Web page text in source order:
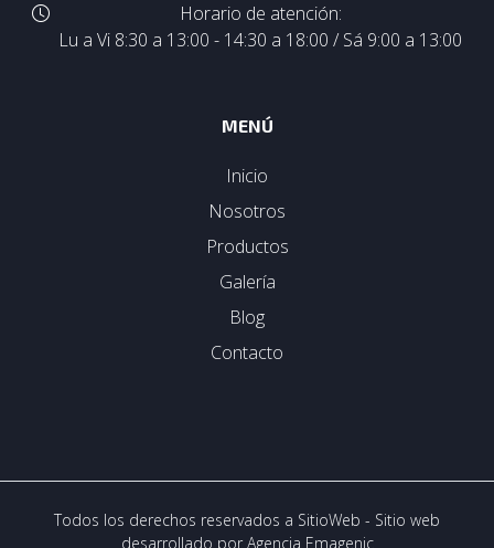
Horario de atención:
Lu a Vi 8:30 a 13:00 - 14:30 a 18:00 / Sá 9:00 a 13:00
MENÚ
Inicio
Nosotros
Productos
Galería
Blog
Contacto
Todos los derechos reservados a SitioWeb - Sitio web
desarrollado por Agencia Emagenic